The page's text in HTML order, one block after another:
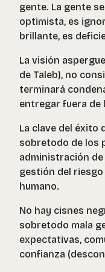
gente. La gente
optimista, es
brillante, es
La visión
de Taleb), no
terminará
entregar fuera de
La clave del éxito
sobretodo de los
administración de
gestión del
humano.
No hay cisnes
sobretodo mala
expectativas,
confianza